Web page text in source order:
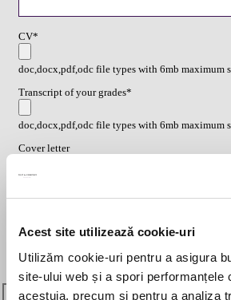
Acest site utilizează cookie-uri
Utilizăm cookie-uri pentru a asigura
site-ului web și a spori performanțele
acestuia, precum și pentru a analiza
CV*
doc,docx,pdf,odc file types with 6mb maximum
Transcript of your grades*
doc,docx,pdf,odc file types with 6mb maximum
Cover letter
doc,docx,pdf,odc file types with 6mb maximum